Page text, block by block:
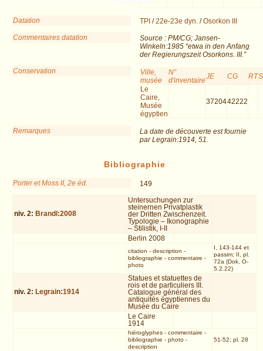
Datation TPI /22e-23e dyn. /Osorkon III
Commentaires datation
Source : PM/CG; Jansen-
Winkeln:1985 “etwa in den Anfang
der Regierungszeit Osorkons. III.”
Conservation
Ville,
musée
N°
d'inventaireJE CG RT
Le
Caire,
Musée
égyptien
3720442222
Remarques
La date de découverte est fournie
par Legrain:1914, 51.
Bibliographie
Porter et Moss II, 2e éd. 149
niv. 2: Brandl:2008
Untersuchungen zur
steinernen Privatplastik
der Dritten Zwischenzeit.
Typologie – Ikonographie
– Stilistik, I-II
Berlin 2008
citation - description -
bibliographie - commentaire -
photo
I, 143-144 et
passim; II, pl.
72a (Dok. O-
5.2.22)
niv. 2: Legrain:1914
Statues et statuettes de
rois et de particuliers III.
Catalogue général des
antiquités égyptiennes du
Musée du Caire
Le Caire
1914
hiéroglyphes- commentaire -
bibliographie - photo-
description
51-52; pl. 28